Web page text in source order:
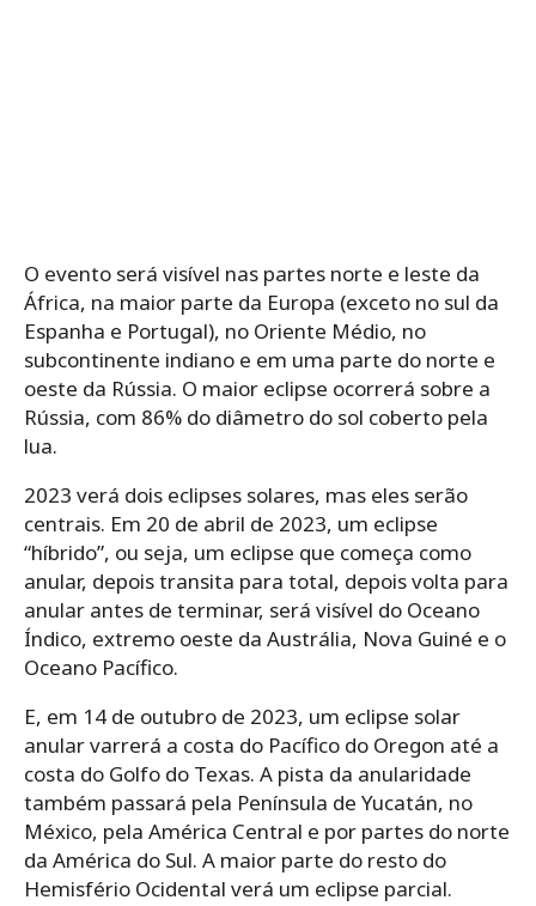
O evento será visível nas partes norte e leste da
África, na maior parte da Europa (exceto no sul da
Espanha e Portugal), no Oriente Médio, no
subcontinente indiano e em uma parte do norte e
oeste da Rússia. O maior eclipse ocorrerá sobre a
Rússia, com 86% do diâmetro do sol coberto pela
lua.
2023 verá dois eclipses solares, mas eles serão
centrais. Em 20 de abril de 2023, um eclipse
“híbrido”, ou seja, um eclipse que começa como
anular, depois transita para total, depois volta para
anular antes de terminar, será visível do Oceano
Índico, extremo oeste da Austrália, Nova Guiné e o
Oceano Pacífico.
E, em 14 de outubro de 2023, um eclipse solar
anular varrerá a costa do Pacífico do Oregon até a
costa do Golfo do Texas. A pista da anularidade
também passará pela Península de Yucatán, no
México, pela América Central e por partes do norte
da América do Sul. A maior parte do resto do
Hemisfério Ocidental verá um eclipse parcial.